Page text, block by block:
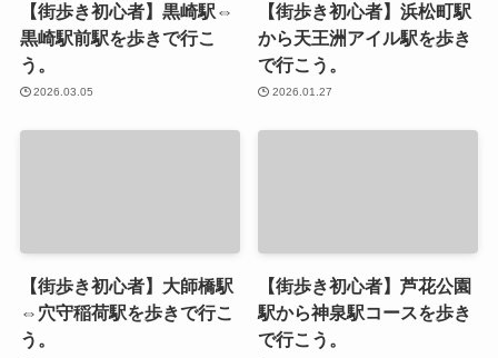
【街歩き初心者】黒崎駅⇔
黒崎駅前駅を歩きで行こ
う。
2026.03.05
【街歩き初心者】浜松町駅
から天王洲アイル駅を歩き
で行こう。
2026.01.27
【街歩き初心者】大師橋駅
⇔穴守稲荷駅を歩きで行こ
う。
【街歩き初心者】芦花公園
駅から神泉駅コースを歩き
で行こう。